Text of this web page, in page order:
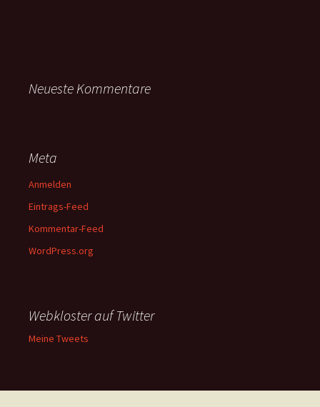
Neueste Kommentare
Meta
Anmelden
Eintrags-Feed
Kommentar-Feed
WordPress.org
Webkloster auf Twitter
Meine Tweets